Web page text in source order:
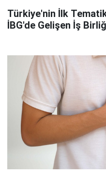
Türkiye'nin İlk
İBG'de Gelişen İş